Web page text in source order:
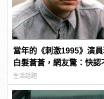
當年的《刺激1995》演
白髮蒼蒼，網友驚：快認
生活話題